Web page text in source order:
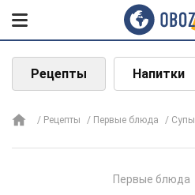
Рецепты Напитки
Рецепты Первые блюда Супы
Первые блюда